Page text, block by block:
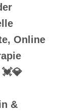
Online
&